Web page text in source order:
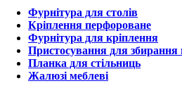
Фурнітура для столів
Кріплення перфороване
Фурнітура для кріплення
Пристосування для збирання
Планка для стільниць
Жалюзі меблеві